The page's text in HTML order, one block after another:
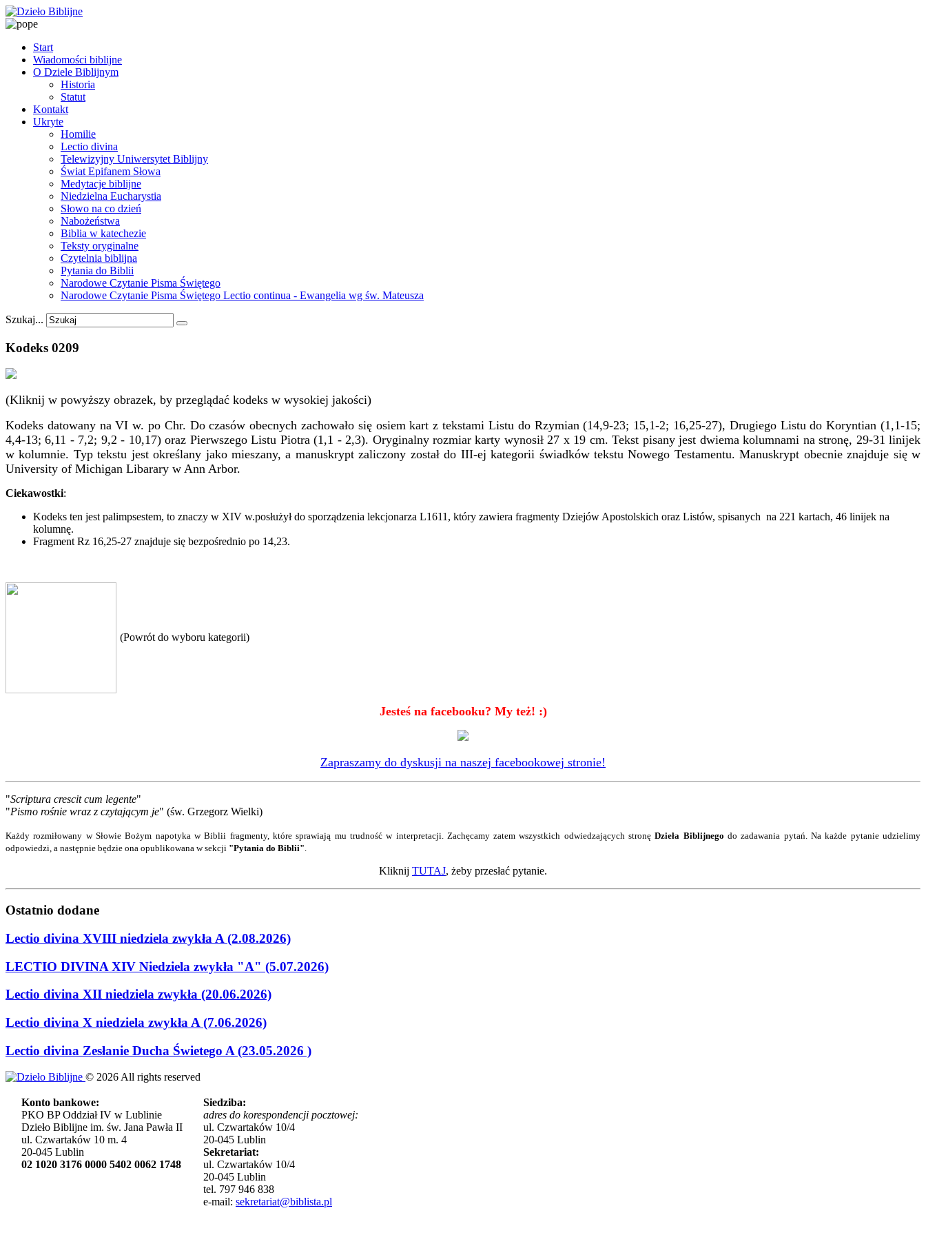
Start
Wiadomości biblijne
O Dziele Biblijnym
Historia
Statut
Kontakt
Ukryte
Homilie
Lectio divina
Telewizyjny Uniwersytet Biblijny
Świat Epifanem Słowa
Medytacje biblijne
Niedzielna Eucharystia
Słowo na co dzień
Nabożeństwa
Biblia w katechezie
Teksty oryginalne
Czytelnia biblijna
Pytania do Biblii
Narodowe Czytanie Pisma Świętego
Narodowe Czytanie Pisma Świętego Lectio continua - Ewangelia wg św. Mateusza
Szukaj...
Kodeks 0209
(Kliknij w powyższy obrazek, by przeglądać kodeks w wysokiej jakości)
Kodeks datowany na VI w. po Chr. Do czasów obecnych zachowało się osiem kart z tekstami Listu do Rzymian (14,9-23; 15,1-2; 16,25-27), Drugiego Listu do Koryntian (1,1-15;
4,4-13; 6,11 - 7,2; 9,2 - 10,17) oraz Pierwszego Listu Piotra (1,1 - 2,3). Oryginalny rozmiar karty wynosił 27 x 19 cm. Tekst pisany jest dwiema kolumnami na stronę, 29-31 linijek
w kolumnie. Typ tekstu jest określany jako mieszany, a manuskrypt zaliczony został do III-ej kategorii świadków tekstu Nowego Testamentu. Manuskrypt obecnie znajduje się w
University of Michigan Libarary w Ann Arbor.
Ciekawostki:
Kodeks ten jest palimpsestem, to znaczy w XIV w.posłużył do sporządzenia lekcjonarza L1611, który zawiera fragmenty Dziejów Apostolskich oraz Listów, spisanych na 221 kartach, 46 linijek na
kolumnę.
Fragment Rz 16,25-27 znajduje się bezpośrednio po 14,23.
(Powrót do wyboru kategorii)
Jesteś na facebooku? My też! :)
Zapraszamy do dyskusji na naszej facebookowej stronie!
"Scriptura crescit cum legente"
"Pismo rośnie wraz z czytającym je" (św. Grzegorz Wielki)
Każdy rozmiłowany w Słowie Bożym napotyka w Biblii fragmenty, które sprawiają mu trudność w interpretacji. Zachęcamy zatem wszystkich odwiedzających stronęDzieła Biblijnego do zadawania pytań. Na każde pytanieudzielimy
odpowiedzi, a następnie będzie ona opublikowana w sekcji "Pytania do Biblii".
Kliknij TUTAJ, żeby przesłać pytanie.
Ostatnio dodane
Lectio divina XVIII niedziela zwykła A (2.08.2026)
LECTIO DIVINA XIV Niedziela zwykła "A" (5.07.2026)
Lectio divina XII niedziela zwykła (20.06.2026)
Lectio divina X niedziela zwykła A (7.06.2026)
Lectio divina Zesłanie Ducha Świetego A (23.05.2026 )
© 2026All rights reserved
Konto bankowe:
PKO BP Oddział IV w Lublinie
Dzieło Biblijne im. św. Jana Pawła II
ul. Czwartaków 10 m. 4
20-045 Lublin
02 1020 3176 0000 5402 0062 1748
Siedziba:
adres do korespondencji pocztowej:
ul. Czwartaków 10/4
20-045 Lublin
Sekretariat:
ul. Czwartaków 10/4
20-045 Lublin
tel. 797 946 838
e-mail: sekretariat@biblista.pl